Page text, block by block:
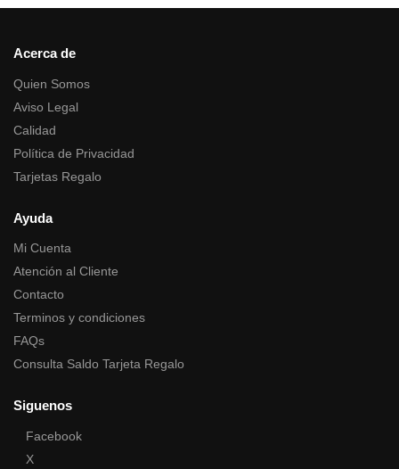
Acerca de
Quien Somos
Aviso Legal
Calidad
Política de Privacidad
Tarjetas Regalo
Ayuda
Mi Cuenta
Atención al Cliente
Contacto
Terminos y condiciones
FAQs
Consulta Saldo Tarjeta Regalo
Siguenos
Facebook
X